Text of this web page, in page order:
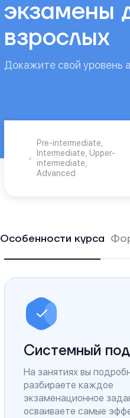
экзамены
взрослых
Докажите свой уровень
Pre-intermediate,
Intermediate, Upper-
intermediate,
Advanced
Особенности курса
Системный
На занятиях вы
разбираете каждое
экзаменационное
осваиваете самые